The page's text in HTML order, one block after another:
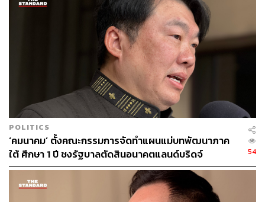
ประชาชนและผู้ใช้บริการต่อไป
กระทรวงคมนาคม
การรถไฟแห่งประเทศไทย
นครราชสีมา
กรมทางหลวง
เหตุเครนก่อสร้างโค่นล้ม
อนันต์ โพธิ์นิ่มแดง
168
POLITICS
‘คมนาคม’ ตั้งคณะกรรมการจัดทำแผนแม่บทพัฒนาภาค
ใต้ ศึกษา 1 ปี ชงรัฐบาลตัดสินอนาคตแลนด์บริดจ์
54